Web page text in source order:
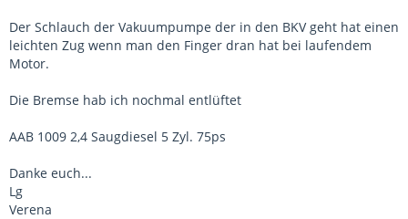
Der Schlauch der Vakuumpumpe der in den BKV geht hat einen
leichten Zug wenn man den Finger dran hat bei laufendem
Motor.
Die Bremse hab ich nochmal entlüftet
AAB 1009 2,4 Saugdiesel 5 Zyl. 75ps
Danke euch...
Lg
Verena